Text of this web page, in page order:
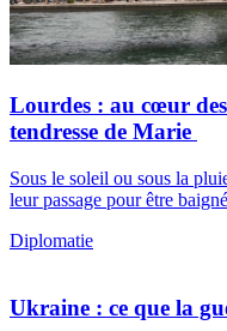
Lourdes : au cœur
tendresse de Marie
Sous le soleil ou sous la
leur passage pour être
Diplomatie
Ukraine : ce que la